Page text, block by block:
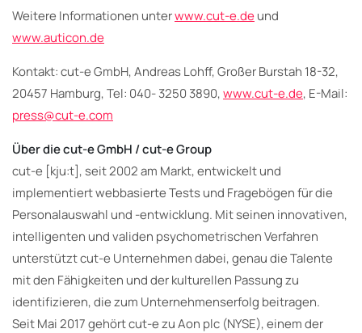
Weitere Informationen unterwww.cut-e.deund
www.auticon.de
Kontakt: cut-e GmbH, Andreas Lohff, Großer Burstah 18-32,
20457 Hamburg, Tel: 040- 3250 3890,www.cut-e.de, E-Mail:
press@cut-e.com
Über die cut-e GmbH / cut-e Group
cut-e [kju:t], seit 2002 am Markt, entwickelt und
implementiert webbasierte Tests und Fragebögen für die
Personalauswahl und -entwicklung. Mit seinen innovativen,
intelligenten und validen psychometrischen Verfahren
unterstützt cut-e Unternehmen dabei, genau die Talente
mit den Fähigkeiten und der kulturellen Passung zu
identifizieren, die zum Unternehmenserfolg beitragen.
Seit Mai 2017 gehört cut-e zu Aon plc (NYSE), einem der